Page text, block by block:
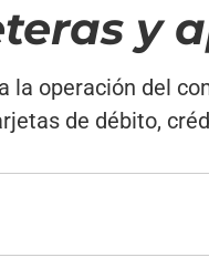
y
la operación del
de débito,